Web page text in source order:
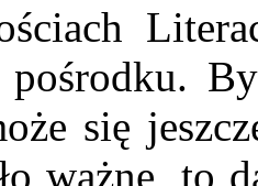
się
ważne, to